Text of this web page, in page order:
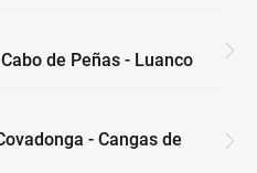
de Peñas - Luanco
- Cangas de